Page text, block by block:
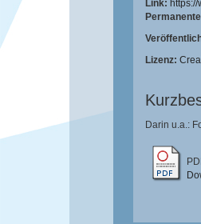
Link:
Lizenz:
Darin u.a.: